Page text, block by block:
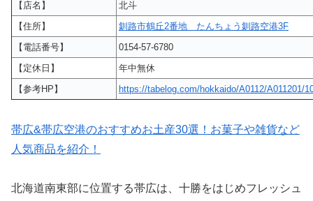
【店名】
北斗
【住所】
釧路市鶴丘2番地 たんちょう釧路空港3F
【電話番号】
0154-57-6780
【定休日】
年中無休
【参考HP】
https://tabelog.com/hokkaido/A0112/A011201/
帯広&帯広空港のおすすめお土産30選！お菓子や雑貨など
人気商品を紹介！
北海道南東部に位置する帯広は、十勝をはじめフレッシュ